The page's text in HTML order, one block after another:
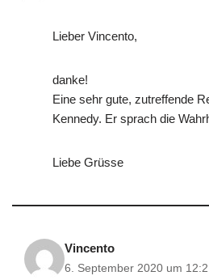
Lieber Vincento,
danke!
Eine sehr gute, zutreffende
Kennedy. Er sprach die
Liebe Grüsse
Vincento
6. September 2020 um